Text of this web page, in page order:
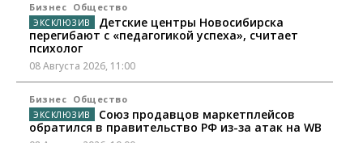
Бизнес Общество
Детские центры Новосибирска
перегибают с «педагогикой успеха», считает
психолог
08 Августа 2026, 11:00
Бизнес Общество
Союз продавцов маркетплейсов
обратился в правительство РФ из-за атак на WB